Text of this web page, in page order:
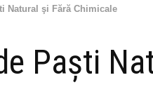
Natural şi Fără Chimicale
Paşti